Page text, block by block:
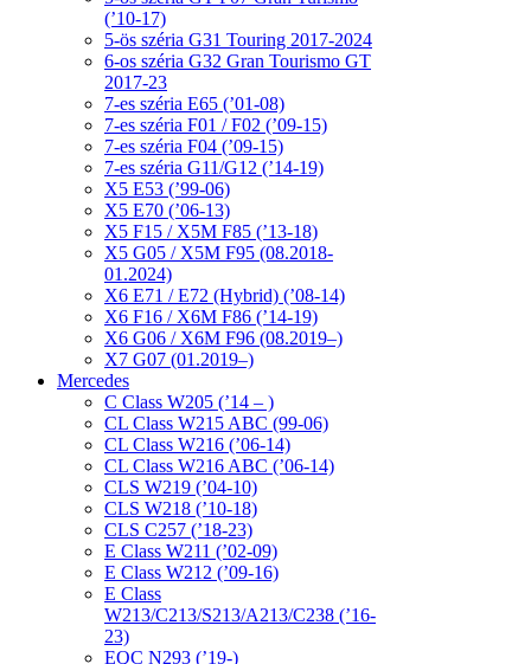
(’10-17)
5-ös széria G31 Touring 2017-2024
6-os széria G32 Gran Tourismo GT
2017-23
7-es széria E65 (’01-08)
7-es széria F01 / F02 (’09-15)
7-es széria F04 (’09-15)
7-es széria G11/G12 (’14-19)
X5 E53 (’99-06)
X5 E70 (’06-13)
X5 F15 / X5M F85 (’13-18)
X5 G05 / X5M F95 (08.2018-
01.2024)
X6 E71 / E72 (Hybrid) (’08-14)
X6 F16 / X6M F86 (’14-19)
X6 G06 / X6M F96 (08.2019–)
X7 G07 (01.2019–)
Mercedes
C Class W205 (’14 – )
CL Class W215 ABC (99-06)
CL Class W216 (’06-14)
CL Class W216 ABC (’06-14)
CLS W219 (’04-10)
CLS W218 (’10-18)
CLS C257 (’18-23)
E Class W211 (’02-09)
E Class W212 (’09-16)
E Class
W213/C213/S213/A213/C238 (’16-
23)
EQC N293 (’19-)